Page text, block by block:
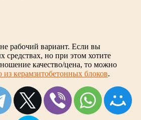
рабочий вариант. Если вы
средствах, но при этом хотите
качество/цена, то можно
из керамзитобетонных блоков.